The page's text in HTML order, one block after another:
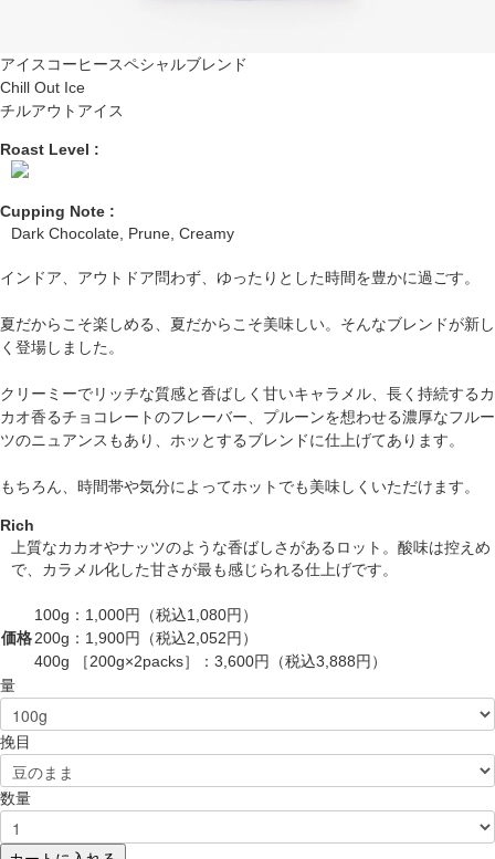
アイスコーヒースペシャルブレンド
Chill Out Ice
チルアウトアイス
Roast Level :
Cupping Note :
Dark Chocolate, Prune, Creamy
インドア、アウトドア問わず、ゆったりとした時間を豊かに過ごす。
夏だからこそ楽しめる、夏だからこそ美味しい。そんなブレンドが新し
く登場しました。
クリーミーでリッチな質感と香ばしく甘いキャラメル、長く持続するカ
カオ香るチョコレートのフレーバー、プルーンを想わせる濃厚なフルー
ツのニュアンスもあり、ホッとするブレンドに仕上げてあります。
もちろん、時間帯や気分によってホットでも美味しくいただけます。
Rich
上質なカカオやナッツのような香ばしさがあるロット。酸味は控えめ
で、カラメル化した甘さが最も感じられる仕上げです。
価格
100g： 1,000円（税込1,080円）
200g： 1,900円（税込2,052円）
400g ［200g×2packs］： 3,600円（税込3,888円）
量
挽目
数量